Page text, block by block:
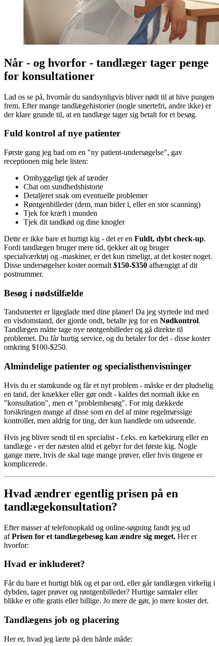
Når - og hvorfor - tandlæger tager penge
for konsultationer
Lad os se på, hvornår du sandsynligvis bliver nødt til at hive pungen
frem. Efter mange tandlægehistorier (nogle smertefri, andre ikke) er
der klare grunde til, at en tandlæge tager sig betalt for et besøg.
Fuld kontrol af nye patienter
Første gang jeg bad om en "ny patient-undersøgelse", gav
receptionen mig hele listen:
Omhyggeligt tjek af tænder
Chat om sundhedshistorie
Detaljeret snak om eventuelle problemer
Røntgenbilleder (dem, man bider i, eller en stor scanning)
Tjek for kræft i munden
Tjek dit tandkød og dine knogler
Dette er ikke bare et hurtigt kig - det er en Fuldt, dybt check-up.
Fordi tandlægen bruger mere tid, tjekker alt og bruger
specialværktøj og -maskiner, er det kun rimeligt, at det koster noget.
Disse undersøgelser koster normalt $150-$350 afhængigt af dit
postnummer.
Besøg i nødstilfælde
Tandsmerter er ligeglade med dine planer! Da jeg styrtede ind med
en visdomstand, der gjorde ondt, betalte jeg for en Nødkontrol.
Tandlægen måtte tage nye røntgenbilleder og gå direkte til
problemet. Du får hurtig service, og du betaler for det - disse koster
omkring $100-$250.
Almindelige patienter og specialisthenvisninger
Hvis du er stamkunde og får et nyt problem - måske er der pludselig
en tand, der knækker eller gør ondt - kaldes det normalt ikke en
"konsultation", men et "problembesøg". For mig dækkede
forsikringen mange af disse som en del af mine regelmæssige
kontroller, men aldrig for ting, der kun handlede om udseende.
Hvis jeg bliver sendt til en specialist - f.eks. en kæbekirurg eller en
tandlæge - er der næsten altid et gebyr for det første kig. Nogle
gange mere, hvis de skal tage mange prøver, eller hvis tingene er
komplicerede.
Hvad ændrer egentlig prisen på en
tandlægekonsultation?
Efter masser af telefonopkald og online-søgning fandt jeg ud
afPrisen for et tandlægebesøg kan ændre sig meget. Her er
hvorfor:
Hvad er inkluderet?
Får du bare et hurtigt blik og et par ord, eller går tandlægen virkelig i
dybden, tager prøver og røntgenbilleder? Hurtige samtaler eller
blikke er ofte gratis eller billige. Jo mere de gør, jo mere koster det.
Tandlægens job og placering
Her er, hvad jeg lærte på den hårde måde: